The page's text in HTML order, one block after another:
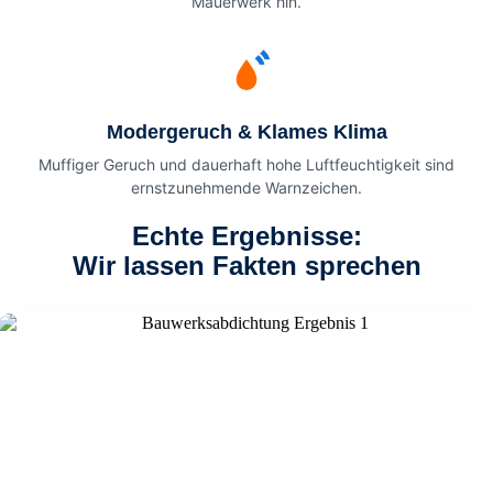
Modergeruch & Klames Klima
Muffiger Geruch und dauerhaft hohe Luftfeuchtigkeit sind
ernstzunehmende Warnzeichen.
Echte Ergebnisse:
Wir lassen Fakten sprechen